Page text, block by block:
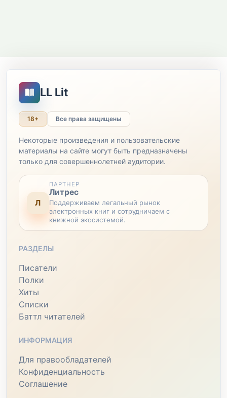
LL Lit
18+ Все права защищены
Некоторые произведения и пользовательские
материалы на сайте могут быть предназначены
только для совершеннолетней аудитории.
Л
ПАРТНЕР
Литрес
Поддерживаем легальный рынок
электронных книг и сотрудничаем с
книжной экосистемой.
РАЗДЕЛЫ
Писатели
Полки
Хиты
Списки
Баттл читателей
ИНФОРМАЦИЯ
Для правообладателей
Конфиденциальность
Соглашение